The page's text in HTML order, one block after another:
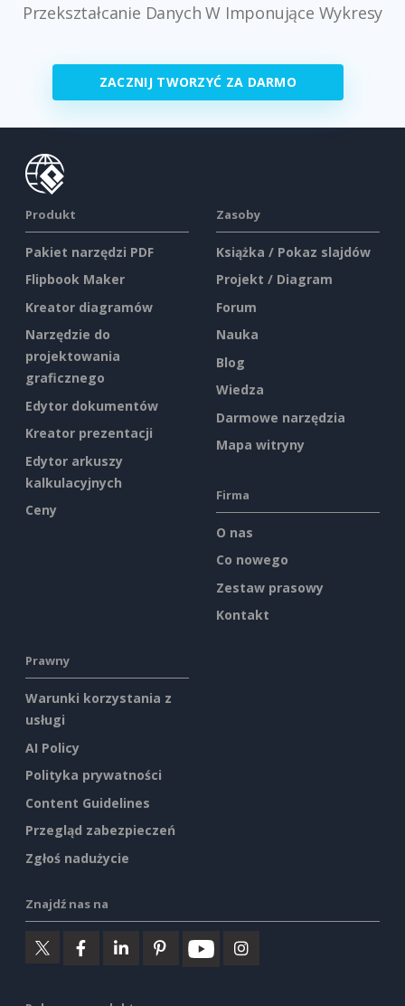
Przekształcanie Danych W Imponujące Wykresy
ZACZNIJ TWORZYĆ ZA DARMO
Produkt
Pakiet narzędzi PDF
Flipbook Maker
Kreator diagramów
Narzędzie do
projektowania
graficznego
Edytor dokumentów
Kreator prezentacji
Edytor arkuszy
kalkulacyjnych
Ceny
Zasoby
Książka / Pokaz slajdów
Projekt / Diagram
Forum
Nauka
Blog
Wiedza
Darmowe narzędzia
Mapa witryny
Firma
O nas
Co nowego
Zestaw prasowy
Kontakt
Prawny
Warunki korzystania z
usługi
AI Policy
Polityka prywatności
Content Guidelines
Przegląd zabezpieczeń
Zgłoś nadużycie
Znajdź nas na